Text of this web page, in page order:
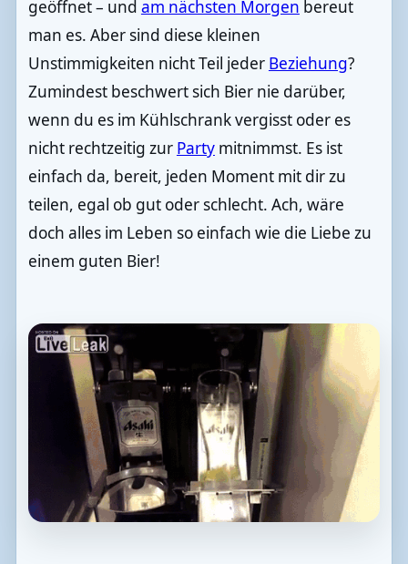
geöffnet – und am nächsten Morgen bereut
man es. Aber sind diese kleinen
Unstimmigkeiten nicht Teil jeder Beziehung?
Zumindest beschwert sich Bier nie darüber,
wenn du es im Kühlschrank vergisst oder es
nicht rechtzeitig zur Partymitnimmst. Es ist
einfach da, bereit, jeden Moment mit dir zu
teilen, egal ob gut oder schlecht. Ach, wäre
doch alles im Leben so einfach wie die Liebe zu
einem guten Bier!